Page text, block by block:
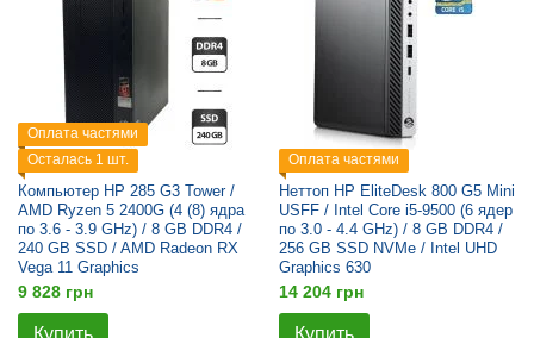
Оплата частями
Осталась 1 шт.
Компьютер HP 285 G3 Tower /
AMD Ryzen 5 2400G (4 (8) ядра
по 3.6 - 3.9 GHz) / 8 GB DDR4 /
240 GB SSD / AMD Radeon RX
Vega 11 Graphics
9 828 грн
Оплата частями
Неттоп HP EliteDesk 800 G5 Mini
USFF / Intel Core i5-9500 (6 ядер
по 3.0 - 4.4 GHz) / 8 GB DDR4 /
256 GB SSD NVMe / Intel UHD
Graphics 630
14 204 грн